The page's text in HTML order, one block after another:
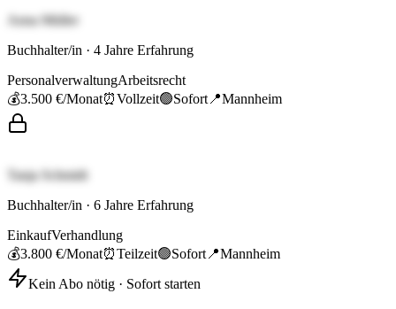
Anna Müller
Buchhalter/in · 4 Jahre Erfahrung
PersonalverwaltungArbeitsrecht
💰3.500 €/Monat⏰Vollzeit🟢Sofort 📍Mannheim
Tanja Schmidt
Buchhalter/in · 6 Jahre Erfahrung
EinkaufVerhandlung
💰3.800 €/Monat⏰Teilzeit🟢Sofort 📍Mannheim
Kein Abo nötig · Sofort starten